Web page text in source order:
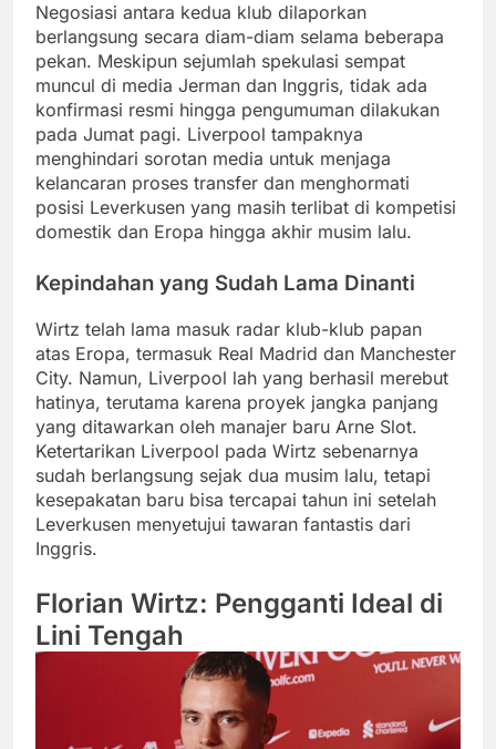
Negosiasi antara kedua klub dilaporkan
berlangsung secara diam-diam selama beberapa
pekan. Meskipun sejumlah spekulasi sempat
muncul di media Jerman dan Inggris, tidak ada
konfirmasi resmi hingga pengumuman dilakukan
pada Jumat pagi. Liverpool tampaknya
menghindari sorotan media untuk menjaga
kelancaran proses transfer dan menghormati
posisi Leverkusen yang masih terlibat di kompetisi
domestik dan Eropa hingga akhir musim lalu.
Kepindahan yang Sudah Lama Dinanti
Wirtz telah lama masuk radar klub-klub papan
atas Eropa, termasuk Real Madrid dan Manchester
City. Namun, Liverpool lah yang berhasil merebut
hatinya, terutama karena proyek jangka panjang
yang ditawarkan oleh manajer baru Arne Slot.
Ketertarikan Liverpool pada Wirtz sebenarnya
sudah berlangsung sejak dua musim lalu, tetapi
kesepakatan baru bisa tercapai tahun ini setelah
Leverkusen menyetujui tawaran fantastis dari
Inggris.
Florian Wirtz: Pengganti Ideal di
Lini Tengah